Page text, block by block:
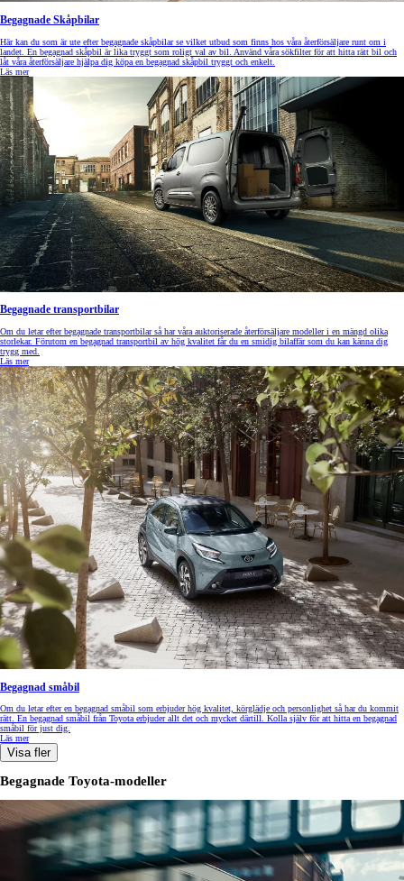
Begagnade Skåpbilar
Här kan du som är ute efter begagnade skåpbilar se vilket utbud som finns hos våra återförsäljare runt om i
landet. En begagnad skåpbil är lika tryggt som roligt val av bil. Använd våra sökfilter för att hitta rätt bil och
låt våra återförsäljare hjälpa dig köpa en begagnad skåpbil tryggt och enkelt.
Läs mer
Begagnade transportbilar
Om du letar efter begagnade transportbilar så har våra auktoriserade återförsäljare modeller i en mängd olika
storlekar. Förutom en begagnad transportbil av hög kvalitet får du en smidig bilaffär som du kan känna dig
trygg med.
Läs mer
Begagnad småbil
Om du letar efter en begagnad småbil som erbjuder hög kvalitet, körglädje och personlighet så har du kommit
rätt. En begagnad småbil från Toyota erbjuder allt det och mycket därtill. Kolla själv för att hitta en begagnad
småbil för just dig.
Läs mer
Visa fler
Begagnade Toyota-modeller